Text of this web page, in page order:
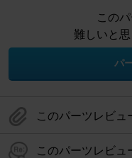
この
難しいと
パ
このパーツレビュ
このパーツレビュ